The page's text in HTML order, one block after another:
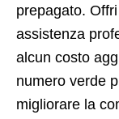
prepagato.
assistenza
alcun costo
numero verde
migliorare la